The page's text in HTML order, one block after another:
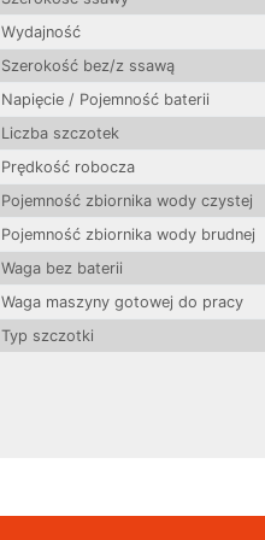
Wydajność
Szerokość bez/z ssawą
Napięcie / Pojemność baterii
Liczba szczotek
Prędkość robocza
Pojemność zbiornika wody czystej
Pojemność zbiornika wody brudnej
Waga bez baterii
Waga maszyny gotowej do
Typ szczotki